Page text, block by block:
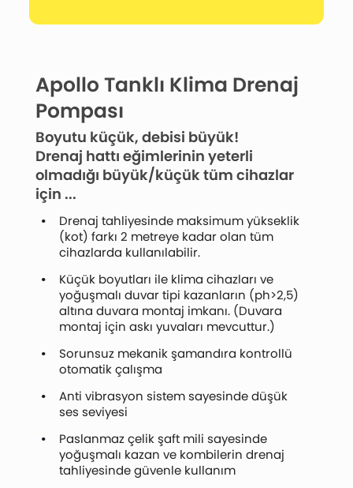
Apollo Tanklı Klima Drenaj
Pompası
Boyutu küçük, debisi büyük!
Drenaj hattı eğimlerinin yeterli
olmadığı büyük/küçük tüm cihazlar
için ...
Drenaj tahliyesinde maksimum yükseklik
(kot) farkı 2 metreye kadar olan tüm
cihazlarda kullanılabilir.
Küçük boyutları ile klima cihazları ve
yoğuşmalı duvar tipi kazanların (ph>2,5)
altına duvara montaj imkanı. (Duvara
montaj için askı yuvaları mevcuttur.)
Sorunsuz mekanik şamandıra kontrollü
otomatik çalışma
Anti vibrasyon sistem sayesinde düşük
ses seviyesi
Paslanmaz çelik şaft mili sayesinde
yoğuşmalı kazan ve kombilerin drenaj
tahliyesinde güvenle kullanım